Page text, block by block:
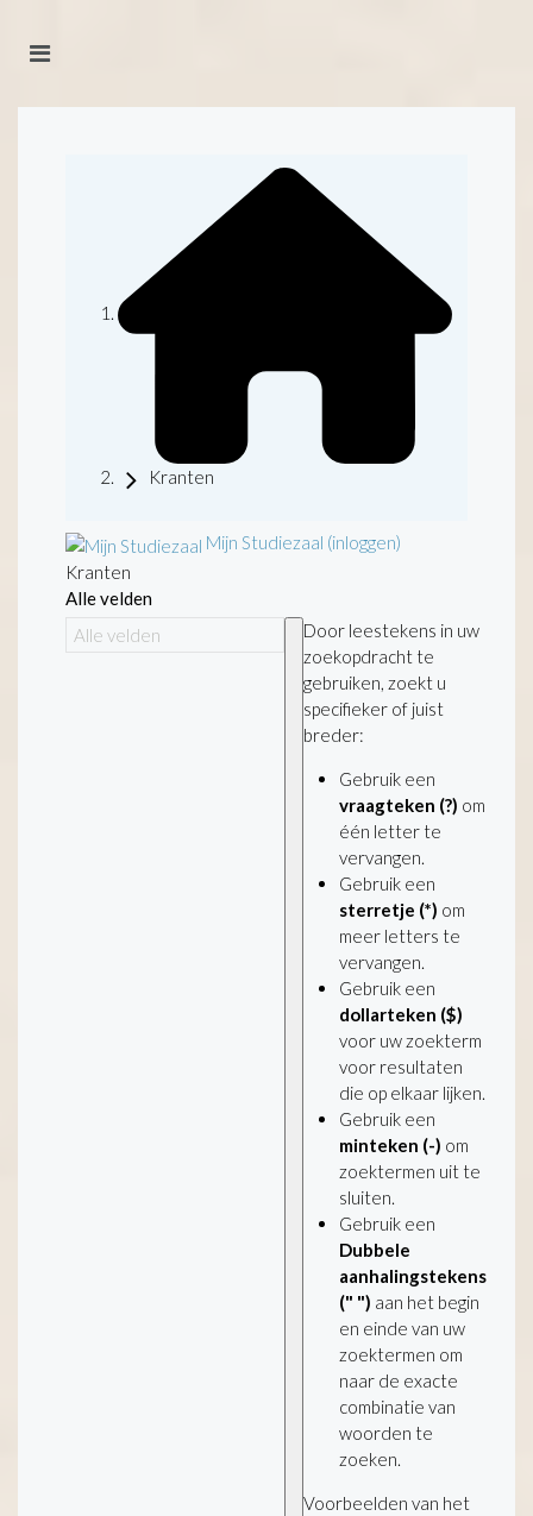
Kranten
Mijn Studiezaal (inloggen)
Kranten
Alle velden
Door leestekens in uw
zoekopdracht te
gebruiken, zoekt u
specifieker of juist
breder:
Gebruik een
vraagteken (?) om
één letter te
vervangen.
Gebruik een
sterretje (*) om
meer letters te
vervangen.
Gebruik een
dollarteken ($)
voor uw zoekterm
voor resultaten
die op elkaar lijken.
Gebruik een
minteken (-) om
zoektermen uit te
sluiten.
Gebruik een
Dubbele
aanhalingstekens
(" ") aan het begin
en einde van uw
zoektermen om
naar de exacte
combinatie van
woorden te
zoeken.
Voorbeelden van het